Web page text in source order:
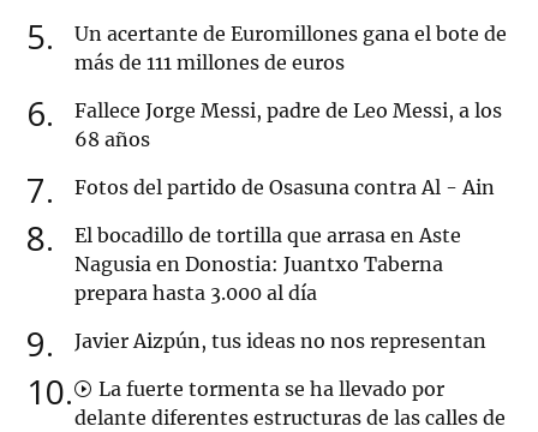
5
Un acertante de Euromillones gana el bote de
más de 111 millones de euros
6
Fallece Jorge Messi, padre de Leo Messi, a los
68 años
7 Fotos del partido de Osasuna contra Al - Ain
8
El bocadillo de tortilla que arrasa en Aste
Nagusia en Donostia: Juantxo Taberna
prepara hasta 3.000 al día
9 Javier Aizpún, tus ideas no nos representan
10
La fuerte tormenta se ha llevado por
delante diferentes estructuras de las calles de